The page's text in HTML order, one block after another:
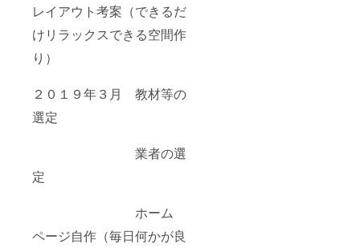
レイアウト考案（できるだ
けリラックスできる空間作
り）
２０１９年３月 教材等の
選定
業者の選
定
ホーム
ページ自作（毎日何かが良